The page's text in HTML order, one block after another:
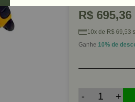
R$
10x de R$ 69,53
Ganhe 10% de
- +